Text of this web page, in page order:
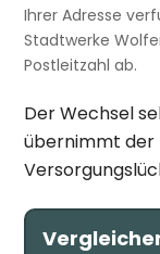
Ihrer Adresse
Stadtwerke
Postleitzahl ab.
Der Wechsel
übernimmt der